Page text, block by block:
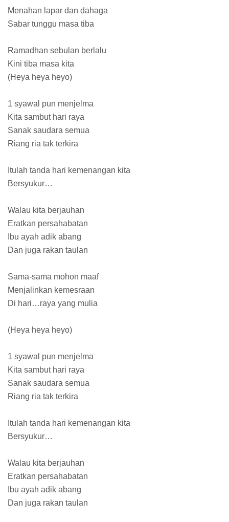
Menahan lapar dan dahaga
Sabar tunggu masa tiba
Ramadhan sebulan berlalu
Kini tiba masa kita
(Heya heya heyo)
1 syawal pun menjelma
Kita sambut hari raya
Sanak saudara semua
Riang ria tak terkira
Itulah tanda hari kemenangan kita
Bersyukur…
Walau kita berjauhan
Eratkan persahabatan
Ibu ayah adik abang
Dan juga rakan taulan
Sama-sama mohon maaf
Menjalinkan kemesraan
Di hari…raya yang mulia
(Heya heya heyo)
1 syawal pun menjelma
Kita sambut hari raya
Sanak saudara semua
Riang ria tak terkira
Itulah tanda hari kemenangan kita
Bersyukur…
Walau kita berjauhan
Eratkan persahabatan
Ibu ayah adik abang
Dan juga rakan taulan